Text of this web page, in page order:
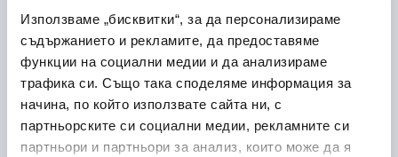
Използваме „бисквитки“, за да персонализираме
съдържанието и рекламите, да предоставяме
функции на социални медии и да анализираме
трафика си. Също така споделяме информация за
начина, по който използвате сайта ни, с
партньорските си социални медии, рекламните си
партньори и партньори за анализ, които може да я
Laboratory Logistics
Associate
30/06/2026
Медицина и здравеопазване